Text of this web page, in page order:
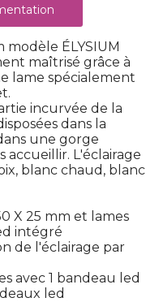
ÉLYSIUM
maîtrisé grâce à
lame spécialement
incurvée de la
dans la
une gorge
L'éclairage
blanc chaud, blanc
X 25 mm et lames
intégré
de l'éclairage par
avec 1 bandeau led
led